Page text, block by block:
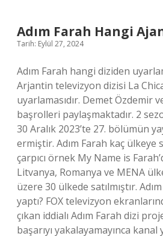
Adım Farah Hangi
Tarih: Eylül 27, 2024
Adım Farah hangi diziden
Arjantin televizyon dizisi La
uyarlamasıdır. Demet Özdemir
başrolleri paylaşmaktadır. 2
30 Aralık 2023’te 27. bölümün
ermiştir. Adım Farah kaç ülkeye
çarpıcı örnek My Name is
Litvanya, Romanya ve MENA
üzere 30 ülkede satılmıştır.
yaptı? FOX televizyon
çıkan iddialı Adım Farah dizi
başarıyı yakalayamayınca